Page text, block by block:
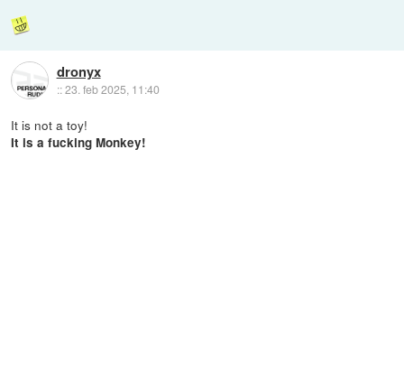
dronyx
::23. feb 2025, 11:40
It is not a toy!
It is a fucking Monkey!